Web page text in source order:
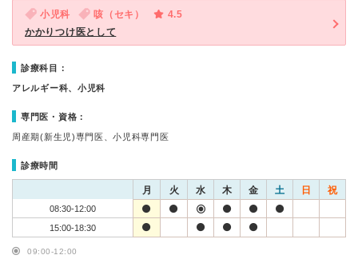
小児科 咳（セキ）
4.5
かかりつけ医として
診療科目：
アレルギー科、小児科
専門医・資格：
周産期(新生児)専門医、小児科専門医
診療時間
月 火 水 木 金 土 日 祝
08:30-12:00
15:00-18:30
09:00-12:00